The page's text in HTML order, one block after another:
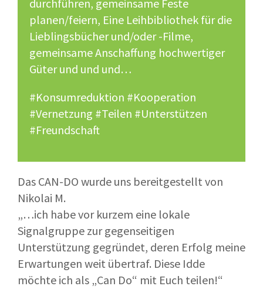
durchführen, gemeinsame Feste
planen/feiern, Eine Leihbibliothek für die
Lieblingsbücher und/oder -Filme,
gemeinsame Anschaffung hochwertiger
Güter und und und…
#Konsumreduktion #Kooperation
#Vernetzung #Teilen #Unterstützen
#Freundschaft
Das CAN-DO wurde uns bereitgestellt von
Nikolai M.
„…ich habe vor kurzem eine lokale
Signalgruppe zur gegenseitigen
Unterstützung gegründet, deren Erfolg meine
Erwartungen weit übertraf. Diese Idde
möchte ich als „Can Do“ mit Euch teilen!“